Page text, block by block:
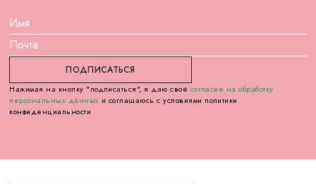
Нажимая на кнопку "подписаться", я даю своё согласие на обработку
персональных данных и соглашаюсь с условиями политики
конфиденциальности